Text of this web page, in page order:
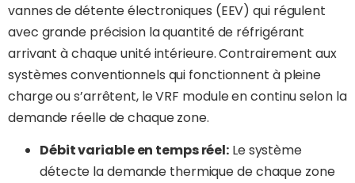
vannes de détente électroniques (EEV) qui régulent
avec grande précision la quantité de réfrigérant
arrivant à chaque unité intérieure. Contrairement aux
systèmes conventionnels qui fonctionnent à pleine
charge ou s’arrêtent, le VRF module en continu selon la
demande réelle de chaque zone.
Débit variable en temps réel: Le système
détecte la demande thermique de chaque zone